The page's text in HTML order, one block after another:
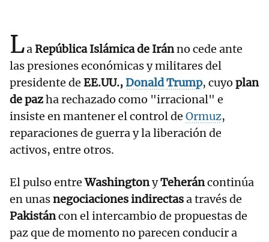
LaRepública Islámica de Iránno cede ante
las presiones económicas y militares del
presidente de EE.UU.,Donald Trump, cuyo plan
de pazha rechazado como "irracional" e
insiste en mantener el control de Ormuz,
reparaciones de guerra y la liberación de
activos, entre otros.
El pulso entreWashingtonyTeheráncontinúa
en unasnegociaciones indirectasa través de
Pakistáncon el intercambio de propuestas de
paz que de momento no parecen conducir a